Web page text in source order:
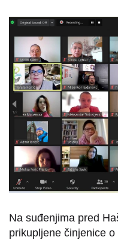
Na suđenjima pred
prikupljene činjenice